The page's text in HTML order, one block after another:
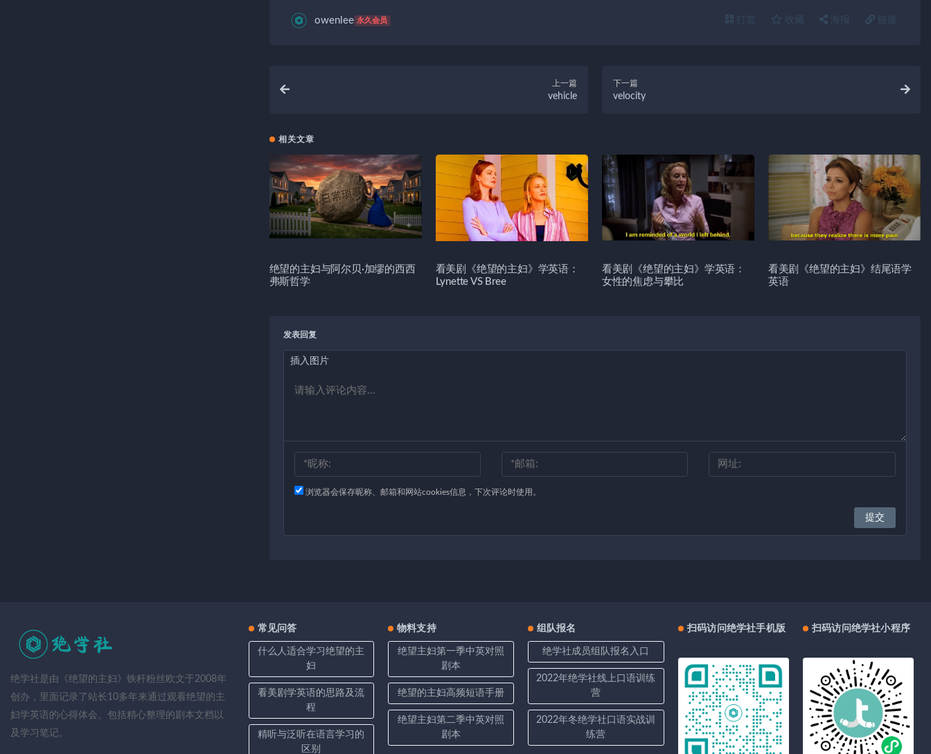
owenlee 永久会员 打赏 收藏 海报 链接
上一篇
vehicle
下一篇
velocity
相关文章
绝望的主妇与阿尔贝·加缪的西西
弗斯哲学
看美剧《绝望的主妇》学英语：
Lynette VS Bree
看美剧《绝望的主妇》学英语：
女性的焦虑与攀比
看美剧《绝望的主妇》结尾语学
英语
发表回复
插入图片
浏览器会保存昵称、邮箱和网站cookies信息，下次评论时使用。
绝学社是由《绝望的主妇》铁杆粉丝欧文于2008年
创办，里面记录了站长10多年来通过观看绝望的主
妇学英语的心得体会。包括精心整理的剧本文档以
及学习笔记。
常见问答
什么人适合学习绝望的主
妇
看美剧学英语的思路及流
程
精听与泛听在语言学习的
区别
物料支持
绝望主妇第一季中英对照
剧本
绝望的主妇高频短语手册
绝望主妇第二季中英对照
剧本
组队报名
绝学社成员组队报名入口
2022年绝学社线上口语训练
营
2022年冬绝学社口语实战训
练营
扫码访问绝学社手机版 扫码访问绝学社小程序